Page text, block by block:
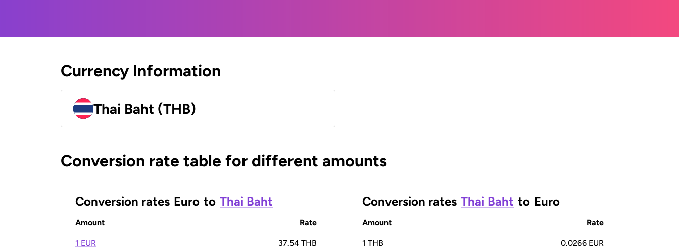
Currency Information
Thai Baht (THB)
Conversion rate table for different amounts
Conversion rates Euro to Thai Baht
Amount Rate
1 EUR 37.54 THB
Conversion rates Thai Baht to Euro
Amount Rate
1 THB 0.0266 EUR